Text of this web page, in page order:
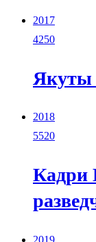
2017
4250
Якуты
2018
5520
Кадри
2019